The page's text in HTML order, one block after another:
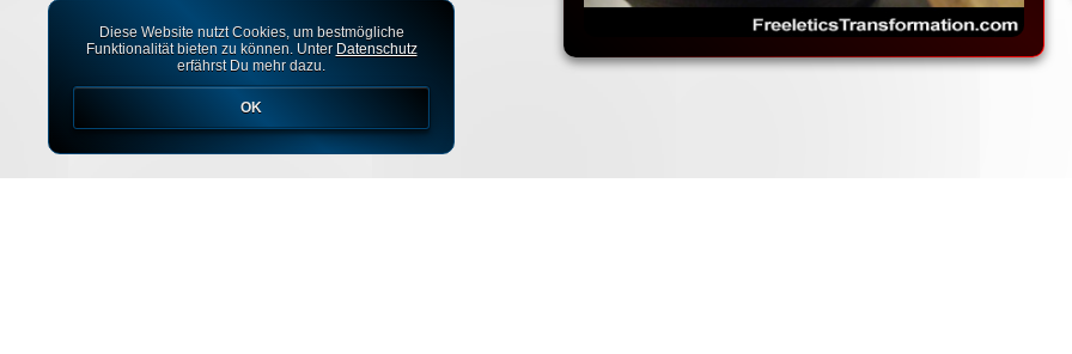
Diese Website nutzt Cookies, um bestmögliche
Funktionalität bieten zu können. Unter Datenschutz
erfährst Du mehr dazu.
OK